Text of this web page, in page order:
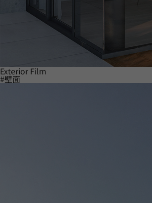
Exterior Film
#壁面